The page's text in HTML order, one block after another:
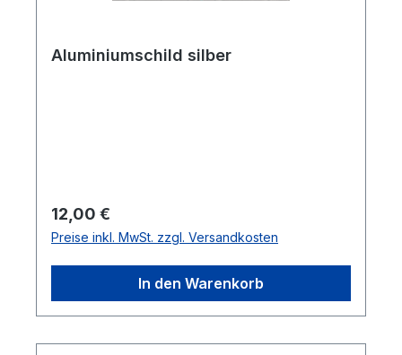
Aluminiumschild silber
Regulärer Preis:
12,00 €
Preise inkl. MwSt. zzgl. Versandkosten
In den Warenkorb